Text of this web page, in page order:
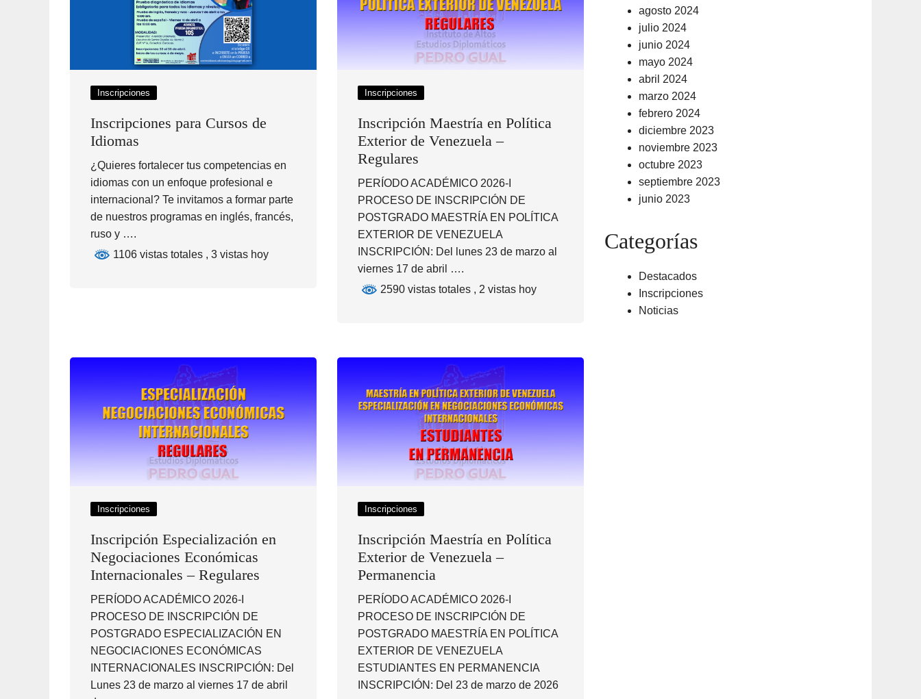
Inscripciones
Inscripciones para Cursos de
Idiomas
¿Quieres fortalecer tus competencias en
idiomas con un enfoque profesional e
internacional? Te invitamos a formar parte
de nuestros programas en inglés, francés,
ruso y ….
1106 vistas totales , 3 vistas hoy
Inscripciones
Inscripción Maestría en Política
Exterior de Venezuela –
Regulares
PERÍODO ACADÉMICO 2026-I
PROCESO DE INSCRIPCIÓN DE
POSTGRADO MAESTRÍA EN POLÍTICA
EXTERIOR DE VENEZUELA
INSCRIPCIÓN: Del lunes 23 de marzo al
viernes 17 de abril ….
2590 vistas totales , 2 vistas hoy
Inscripciones
Inscripción Especialización en
Negociaciones Económicas
Internacionales – Regulares
PERÍODO ACADÉMICO 2026-I
PROCESO DE INSCRIPCIÓN DE
POSTGRADO ESPECIALIZACIÓN EN
NEGOCIACIONES ECONÓMICAS
INTERNACIONALES INSCRIPCIÓN: Del
Lunes 23 de marzo al viernes 17 de abril
Inscripciones
Inscripción Maestría en Política
Exterior de Venezuela –
Permanencia
PERÍODO ACADÉMICO 2026-I
PROCESO DE INSCRIPCIÓN DE
POSTGRADO MAESTRÍA EN POLÍTICA
EXTERIOR DE VENEZUELA
ESTUDIANTES EN PERMANENCIA
INSCRIPCIÓN: Del 23 de marzo de 2026
agosto 2024
julio 2024
junio 2024
mayo 2024
abril 2024
marzo 2024
febrero 2024
diciembre 2023
noviembre 2023
octubre 2023
septiembre 2023
junio 2023
Categorías
Destacados
Inscripciones
Noticias